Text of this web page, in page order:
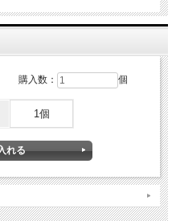
購入数： 個
1個